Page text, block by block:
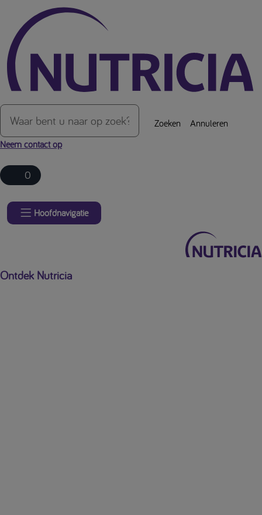
Over de inhoud van de pagina
Zoeken
Annuleren
Neem contact op
0
Hoofdnavigatie
Ontdek Nutricia